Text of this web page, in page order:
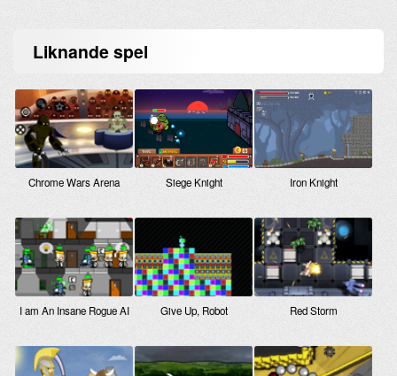
Liknandespel
Chrome Wars Arena Siege Knight Iron Knight
I am An Insane Rogue AI Give Up, Robot Red Storm